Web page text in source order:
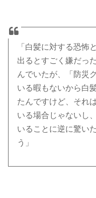
「白髪に対する恐怖
出るとすごく嫌だっ
んでいたが、「防災
いる暇もないから白
たんですけど、それ
いる場合じゃないし
いることに逆に驚い
う」